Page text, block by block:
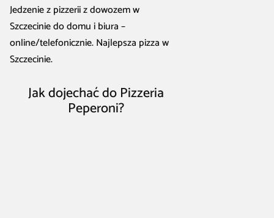
Jedzenie z pizzerii z dowozem w
Szczecinie do domu i biura –
online/telefonicznie. Najlepsza pizza w
Szczecinie.
Jak dojechać do Pizzeria
Peperoni?